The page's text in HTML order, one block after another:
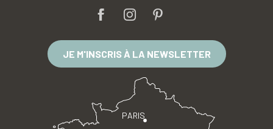
JE M'INSCRIS À LA NEWSLETTER
PARIS